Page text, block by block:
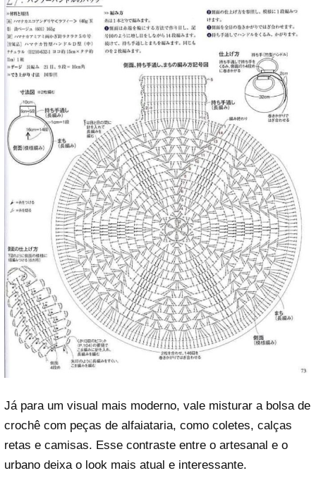
Já para um visual mais moderno, vale misturar a bolsa de
crochê com peças de alfaiataria, como coletes, calças
retas e camisas. Esse contraste entre o artesanal e o
urbano deixa o look mais atual e interessante.